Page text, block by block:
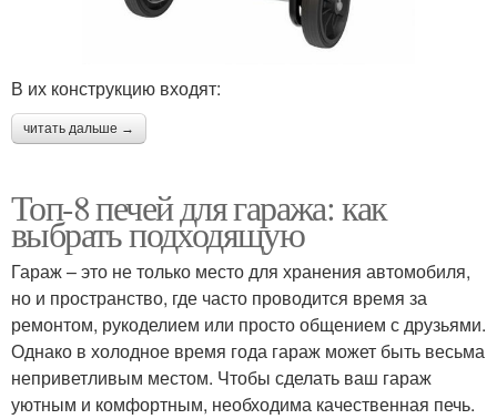
В их конструкцию входят:
читать дальше →
Топ-8 печей для гаража: как
выбрать подходящую
Гараж – это не только место для хранения автомобиля,
но и пространство, где часто проводится время за
ремонтом, рукоделием или просто общением с друзьями.
Однако в холодное время года гараж может быть весьма
неприветливым местом. Чтобы сделать ваш гараж
уютным и комфортным, необходима качественная печь.